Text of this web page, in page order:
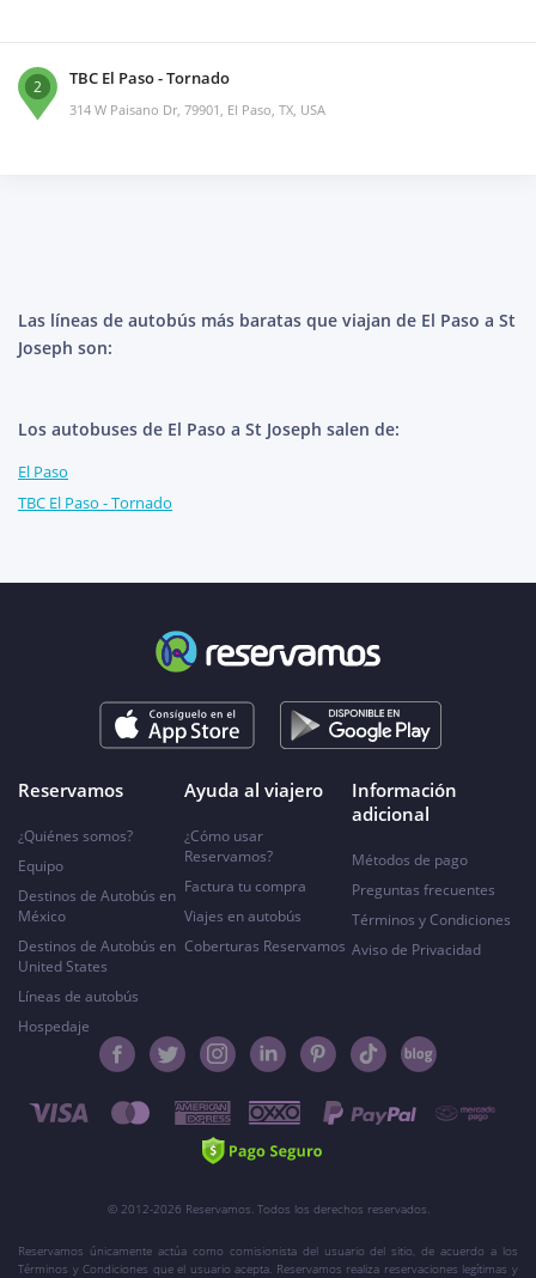
2 TBC El Paso - Tornado
314 W Paisano Dr, 79901, El Paso, TX, USA
Las líneas de autobús más baratas que viajan de El Paso a St
Joseph son:
Los autobuses de El Paso a St Joseph salen de:
El Paso
TBC El Paso - Tornado
Reservamos
¿Quiénes somos?
Equipo
Destinos de Autobús en
México
Destinos de Autobús en
United States
Líneas de autobús
Hospedaje
Ayuda al viajero
¿Cómo usar
Reservamos?
Factura tu compra
Viajes en autobús
Coberturas Reservamos
Información
adicional
Métodos de pago
Preguntas frecuentes
Términos y Condiciones
Aviso de Privacidad
© 2012-2026 Reservamos. Todos los derechos reservados.
Reservamos únicamente actúa como comisionista del usuario del sitio, de acuerdo a los
Términos y Condiciones que el usuario acepta. Reservamos realiza reservaciones legítimas y